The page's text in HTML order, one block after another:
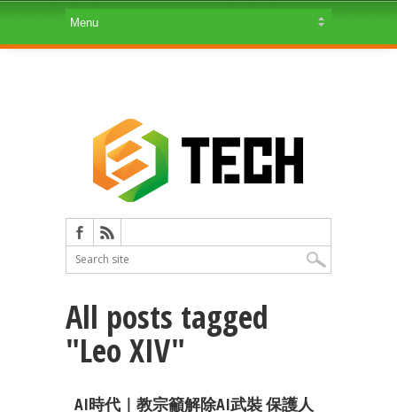
All posts tagged
"Leo XIV"
AI時代｜教宗籲解除AI武裝 保護人